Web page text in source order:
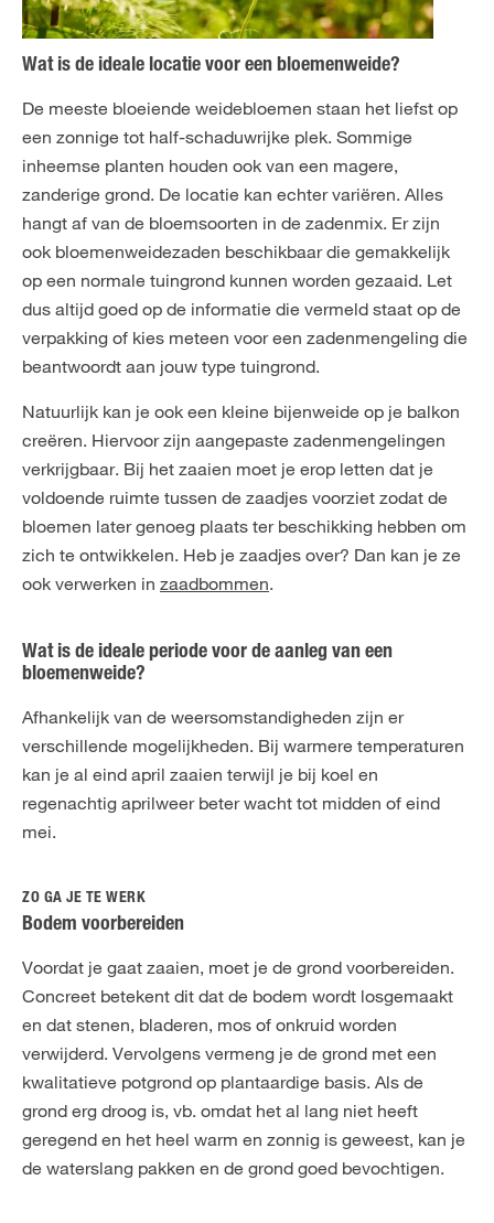
Wat is de ideale locatie voor een bloemenweide?
De meeste bloeiende weidebloemen staan het liefst op
een zonnige tot half-schaduwrijke plek. Sommige
inheemse planten houden ook van een magere,
zanderige grond. De locatie kan echter variëren. Alles
hangt af van de bloemsoorten in de zadenmix. Er zijn
ook bloemenweidezaden beschikbaar die gemakkelijk
op een normale tuingrond kunnen worden gezaaid. Let
dus altijd goed op de informatie die vermeld staat op de
verpakking of kies meteen voor een zadenmengeling die
beantwoordt aan jouw type tuingrond.
Natuurlijk kan je ook een kleine bijenweide op je balkon
creëren. Hiervoor zijn aangepaste zadenmengelingen
verkrijgbaar. Bij het zaaien moet je erop letten dat je
voldoende ruimte tussen de zaadjes voorziet zodat de
bloemen later genoeg plaats ter beschikking hebben om
zich te ontwikkelen. Heb je zaadjes over? Dan kan je ze
ook verwerken in zaadbommen.
Wat is de ideale periode voor de aanleg van een
bloemenweide?
Afhankelijk van de weersomstandigheden zijn er
verschillende mogelijkheden. Bij warmere temperaturen
kan je al eind april zaaien terwijl je bij koel en
regenachtig aprilweer beter wacht tot midden of eind
mei.
ZO GA JE TE WERK
Bodem voorbereiden
Voordat je gaat zaaien, moet je de grond voorbereiden.
Concreet betekent dit dat de bodem wordt losgemaakt
en dat stenen, bladeren, mos of onkruid worden
verwijderd. Vervolgens vermeng je de grond met een
kwalitatieve potgrond op plantaardige basis. Als de
grond erg droog is, vb. omdat het al lang niet heeft
geregend en het heel warm en zonnig is geweest, kan je
de waterslang pakken en de grond goed bevochtigen.